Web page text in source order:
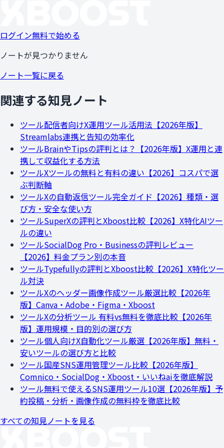
ログイン無料で始める
ノートが見つかりません
ノート一覧に戻る
関連する知見ノート
ツール配信者向けX運用ツール活用法【2026年版】
Streamlabs連携と告知の効率化
ツールBrainやTipsの評判とは？【2026年版】X運用と連
携して収益化する方法
ツールXツールの無料と有料の違い【2026】コスパで選
ぶ判断軸
ツールXの自動返信ツール完全ガイド【2026】種類・選
び方・安全な使い方
ツールSuperXの評判とXboost比較【2026】X特化AIツー
ルの違い
ツールSocialDog Pro・Businessの評判レビュー
【2026】料金プラン別の本音
ツールTypefullyの評判とXboost比較【2026】X特化ツー
ル対決
ツールXのヘッダー画像作成ツール厳選比較【2026年
版】Canva・Adobe・Figma・Xboost
ツールXの分析ツール 有料vs無料を徹底比較【2026年
版】運用規模・目的別の選び方
ツール個人向けX自動化ツール厳選【2026年版】無料・
安いツールの選び方と比較
ツール国産SNS運用管理ツール比較【2026年版】
Comnico・SocialDog・Xboost・いいねaiを徹底解説
ツール無料で使えるSNS運用ツール10選【2026年版】予
約投稿・分析・画像作成の無料枠を徹底比較
すべての知見ノートを見る